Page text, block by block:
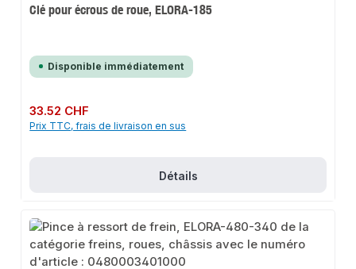
Clé pour écrous de roue, ELORA-185
Disponible immédiatement
Prix régulier :
33.52 CHF
Prix TTC, frais de livraison en sus
Détails